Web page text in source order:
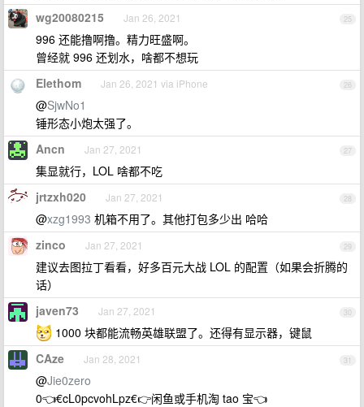
25
wg20080215 Jan 26, 2021
996 还能撸啊撸。精力旺盛啊。
曾经就 996 还划水，啥都不想玩
26
Elethom Jan 26, 2021 via iPhone
@SjwNo1
锤形态小炮太强了。
27
Ancn Jan 27, 2021
集显就行，LOL 啥都不吃
28
jrtzxh020 Jan 27, 2021
@xzg1993 机箱不用了。其他打包多少出 哈哈
29
zinco Jan 27, 2021
建议去图拉丁看看，好多百元大战 LOL 的配置（如果会折腾的
话）
30
javen73 Jan 27, 2021
1000 块都能流畅英雄联盟了。还得有显示器，键鼠
31
CAze Jan 28, 2021
@Jie0zero
0👈€cL0pcvohLpz€👉闲鱼或手机淘 tao 宝👈